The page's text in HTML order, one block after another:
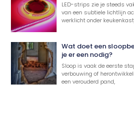
LED-strips zie je steeds
van een subtiele lichtlijn
werklicht onder
Wat doet een
je er een nodig?
Sloop is vaak de eerste
verbouwing of
een verouderd pand,